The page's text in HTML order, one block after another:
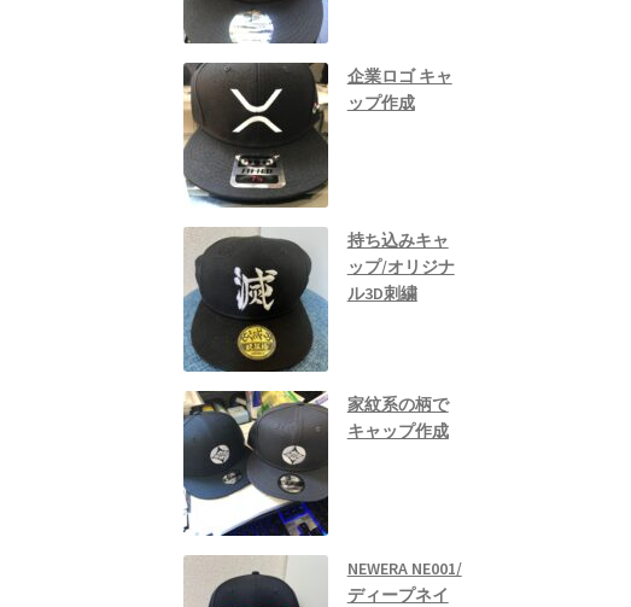
企業ロゴ キャ
ップ作成
持ち込みキャ
ップ/オリジナ
ル3D刺繍
家紋系の柄で
キャップ作成
NEWERA NE001/
ディープネイ